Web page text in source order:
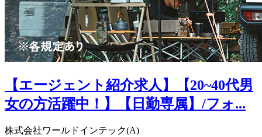
【エージェント紹介求人】【20~40代男
女の方活躍中！】【日勤専属】/フォ...
株式会社ワールドインテック(A)